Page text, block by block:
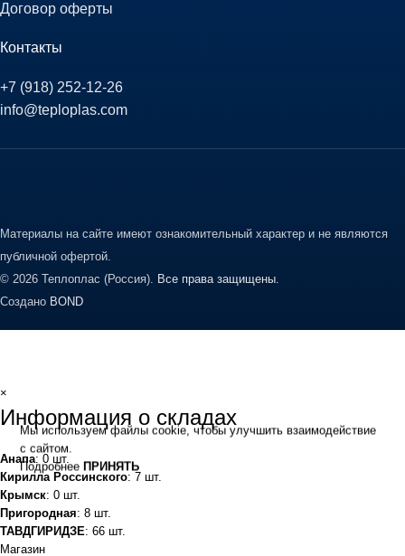
Договор оферты
Контакты
+7 (918) 252-12-26
info@teploplas.com
Материалы на сайте имеют ознакомительный характер и не являются
публичной офертой.
© 2026 Теплоплас (Россия). Все права защищены.
Создано BOND
Мы используем файлы cookie, чтобы улучшить взаимодействие
с сайтом.
Подробнее ПРИНЯТЬ
×
Информация о складах
Анапа: 0 шт.
Кирилла Россинского: 7 шт.
Крымск: 0 шт.
Пригородная: 8 шт.
ТАВДГИРИДЗЕ: 66 шт.
Магазин